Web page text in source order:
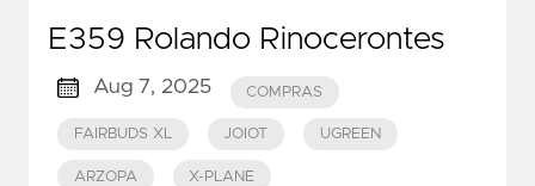
E359 Rolando Rinocerontes
Aug 7, 2025 COMPRAS
FAIRBUDS XL JOIOT UGREEN
ARZOPA X-PLANE